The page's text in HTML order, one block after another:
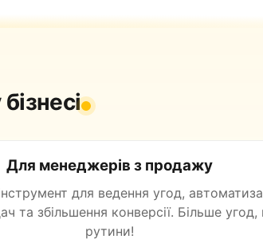
Для менеджерів з продажу
для ведення угод,
та збільшення конверсії. Більше
рутини!